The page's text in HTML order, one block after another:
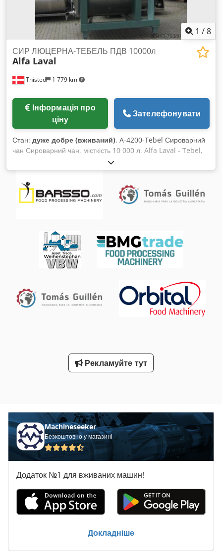
1 /8
Thisted 1 779 km
СИР ЛЮЦЕРНА-ТЕБЕЛЬ ПДВ 10000л
Alfa Laval
ціну
Зателефонувати
Стан: дуже добре (вживаний), A-4200-Tebel Сироварний
чан Сироварний чан, місткість 10 000 л, Alfa Laval - Tebel,
гарний стан, 1 одиниця, закритого типу з мішалкою,
подвійна оболонка, з ізоляцією. Обігріваюча оболонка на
нижній половині циліндричної частини • Довжина циліндра:
1 750 мм • Діаметр циліндра: 2 860 мм • Внутрішнє
освітлення • Люк із розсувними дверима у верхній частині •
800 кг (Д x Ш x В): 3 350 x 3 000 x 3 200 мм
Рекламуйте тут
Machineseeker
Безкоштовно у магазині
Додаток №1 для вживаних машин!
Докладніше